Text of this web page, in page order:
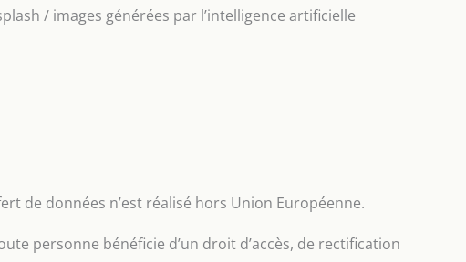
/ images générées par l’intelligence artificielle
de données n’est réalisé hors Union Européenne.
personne bénéficie d’un droit d’accès, de rectification